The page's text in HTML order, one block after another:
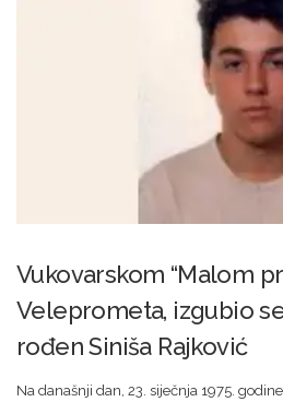
Vukovarskom “Malom
Veleprometa, izgubio
rođen Siniša Rajković
Na današnji dan, 23. siječnja 1975.